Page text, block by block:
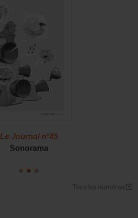
Le Journal n°45
Sonorama
Tous les numéros